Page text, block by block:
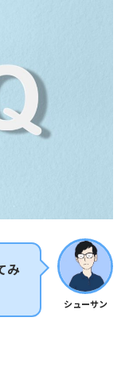
シューサン
み